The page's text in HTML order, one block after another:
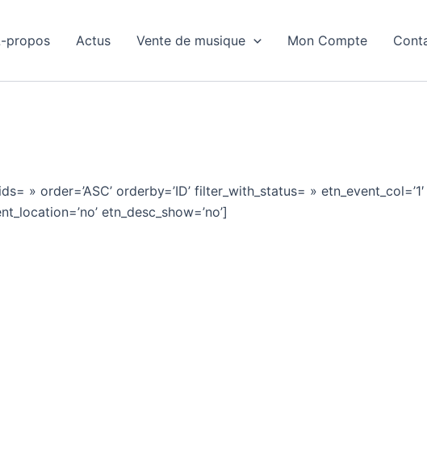
propos Actus Vente de musique Mon Compte
» order=’ASC’ orderby=’ID’ filter_with_status= »
etn_desc_show=’no’]